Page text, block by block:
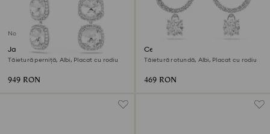
Nou
Jachete cercei Una Angelic
Tăietură perniță, Albi, Placat cu rodiu
949 RON
Cercei rotunzi Constella
Tăietură rotundă, Albi, Placat cu rodiu
469 RON